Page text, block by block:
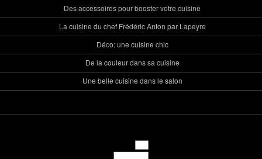
Des accessoires pour booster votre cuisine
La cuisine du chef Frédéric Anton par Lapeyre
Déco: une cuisine chic
De la couleur dans sa cuisine
Une belle cuisine dans le salon